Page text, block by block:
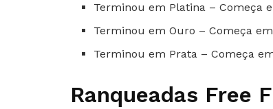
Terminou em Platina – Começa
Terminou em Ouro – Começa
Terminou em Prata – Começa
Ranqueadas Free